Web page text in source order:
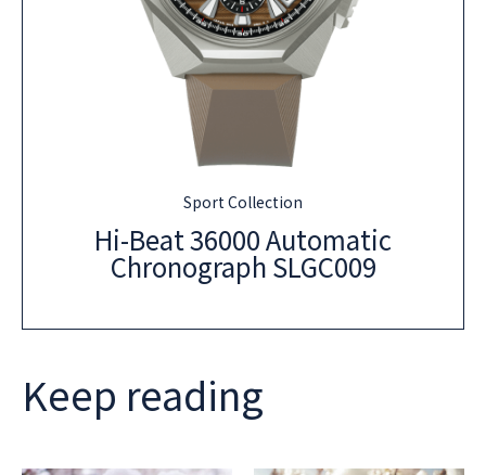
Sport Collection
Hi-Beat 36000 Automatic
Chronograph SLGC009
Keep reading